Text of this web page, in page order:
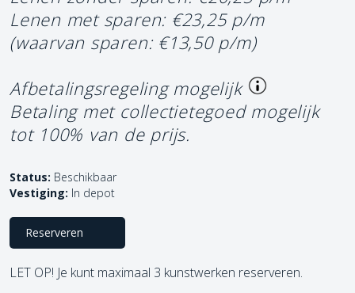
Lenen met sparen: €23,25 p/m
(waarvan sparen: €13,50 p/m)
Afbetalingsregeling mogelijk
Betaling met collectietegoed mogelijk
tot 100% van de prijs.
Status: Beschikbaar
Vestiging: In depot
Reserveren
LET OP! Je kunt maximaal 3 kunstwerken reserveren.